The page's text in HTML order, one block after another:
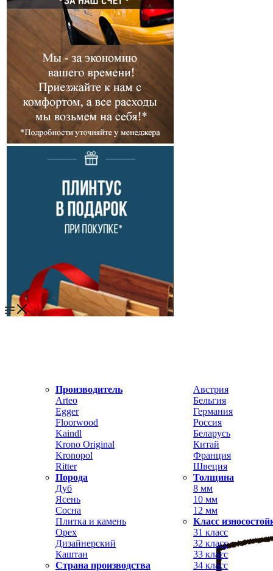
Производитель
Arteo
Egger
Floorwood
Kaindl
Krono Original
Kronopol
Ritter
Порода
Дуб
Ясень
Сосна
Плитка и камень
Орех
Дизайнерский
Каштан
Страна производства
Австрия
Бельгия
Германия
Россия
Беларусь
Китай
Франция
Швеция
Толщина
8 мм
10 мм
12 мм
Класс
31 класс
32 класс
33 класс
34 класс